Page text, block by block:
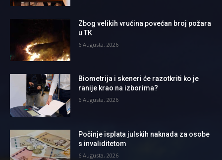
Zbog velikih vrućina povećan broj požara
u TK
6 Augusta, 2026
Biometrija i skeneri će razotkriti ko je
ranije krao na izborima?
6 Augusta, 2026
Počinje isplata julskih naknada za osobe
s invaliditetom
6 Augusta, 2026